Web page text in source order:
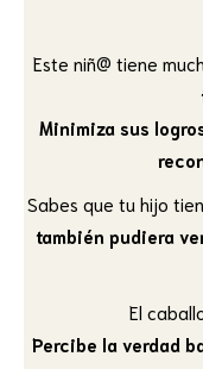
Este niñ@ tiene
Minimiza sus
Sabes que tu hijo
también pudiera
El
Percibe la verdad